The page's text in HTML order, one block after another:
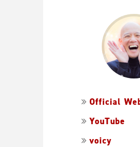
Official
YouTube
voicy